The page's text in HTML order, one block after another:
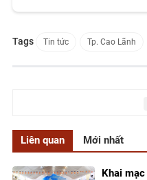
Tags Tin tức Tp. Cao Lãnh
Liên quan Mới nhất
Khai